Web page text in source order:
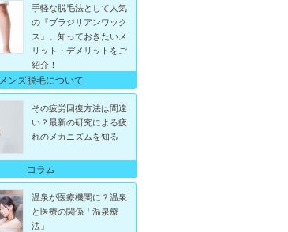
手軽な脱毛法として人気
の『ブラジリアンワック
ス』。知っておきたいメ
リット・デメリットをご
紹介！
メンズ脱毛について
その疲労回復方法は間違
い？最新の研究による疲
れのメカニズムを知る
コラム
温泉が医療機関に？温泉
と医療の関係「温泉療
法」